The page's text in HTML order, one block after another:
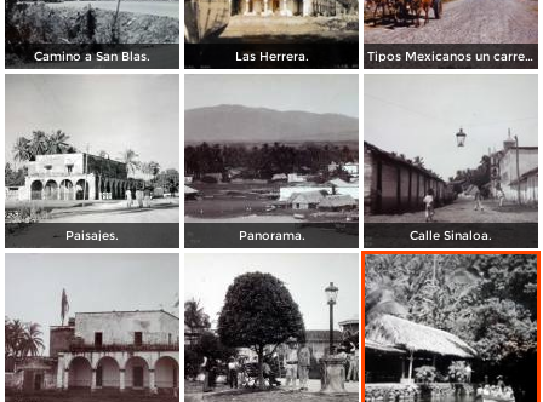
Camino a San Blas. Las Herrera. Tipos Mexicanos un carretero de San Blas, Nayarit.
Paisajes. Panorama. Calle Sinaloa.